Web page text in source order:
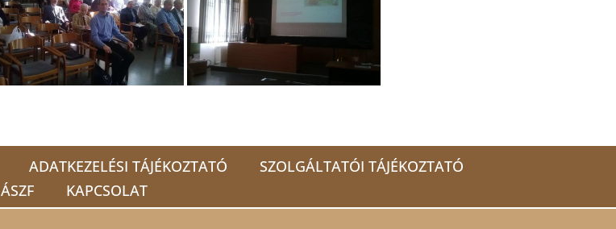
ADATKEZELÉSI TÁJÉKOZTATÓ
SZOLGÁLTATÓI TÁJÉKOZTATÓ
ÁSZF
KAPCSOLAT